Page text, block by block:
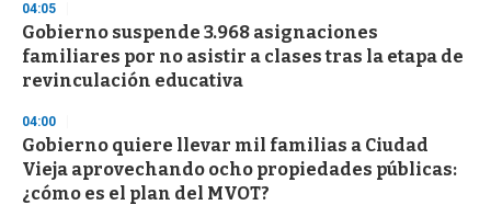
04:05
Gobierno suspende 3.968 asignaciones
familiares por no asistir a clases tras la etapa de
revinculación educativa
04:00
Gobierno quiere llevar mil familias a Ciudad
Vieja aprovechando ocho propiedades públicas:
¿cómo es el plan del MVOT?